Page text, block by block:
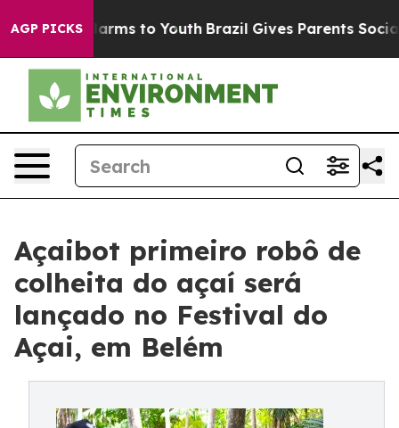
AGP PICKSHarms to Youth Brazil Gives Parents Social
Açaibot primeiro robô de
colheita do açaí será
lançado no Festival do
Açai, em Belém